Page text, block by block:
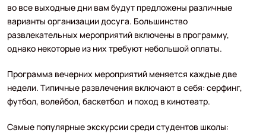
во все выходные дни вам будут предложены различные
варианты организации досуга. Большинство
развлекательных мероприятий включены в программу,
однако некоторые из них требуют небольшой оплаты.
Программа вечерних мероприятий меняется каждые две
недели. Типичные развлечения включают в себя: серфинг,
футбол, волейбол, баскетбол и поход в кинотеатр.
Самые популярные экскурсии среди студентов школы: